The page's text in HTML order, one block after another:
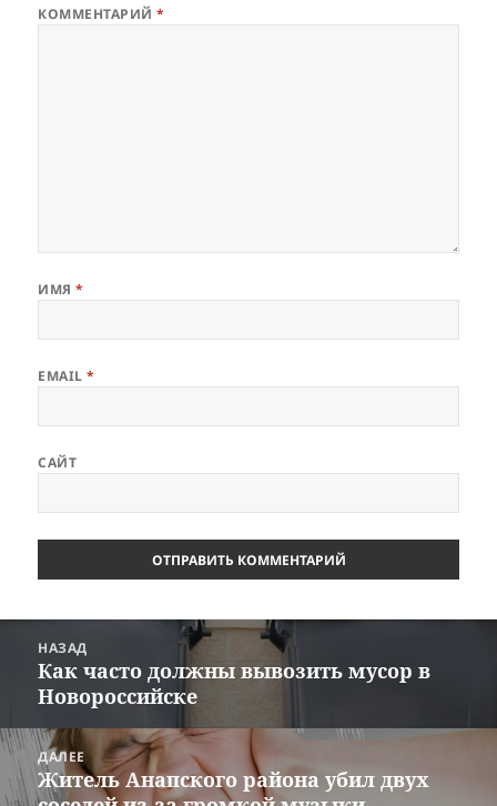
КОММЕНТАРИЙ*
ИМЯ*
EMAIL*
САЙТ
записям
НАЗАД
Предыдущая
запись:
Как часто должны вывозить мусор в
Новороссийске
ДАЛЕЕ
Следующая
Житель Анапского района убил двух